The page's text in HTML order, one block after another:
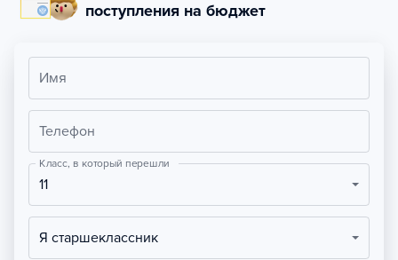
поступления на бюджет
Имя
Телефон
Класс, в который перешли
11
Я старшеклассник